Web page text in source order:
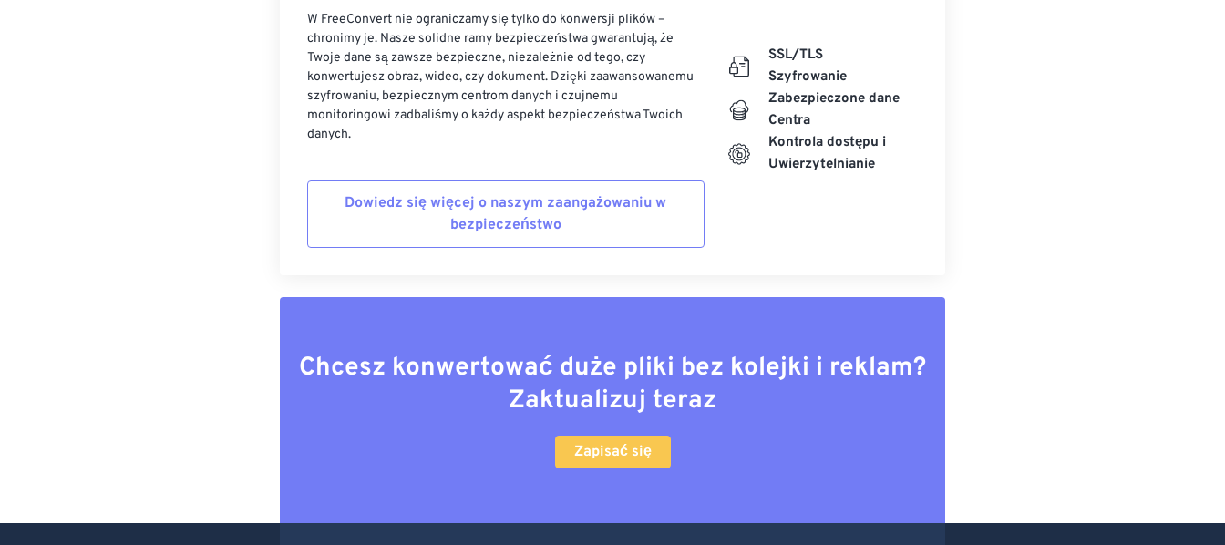
W FreeConvert nie ograniczamy się tylko do konwersji plików –
chronimy je. Nasze solidne ramy bezpieczeństwa gwarantują, że
Twoje dane są zawsze bezpieczne, niezależnie od tego, czy
konwertujesz obraz, wideo, czy dokument. Dzięki zaawansowanemu
szyfrowaniu, bezpiecznym centrom danych i czujnemu
monitoringowi zadbaliśmy o każdy aspekt bezpieczeństwa Twoich
danych.
Dowiedz się więcej o naszym zaangażowaniu w
bezpieczeństwo
SSL/TLS
Szyfrowanie
Zabezpieczone dane
Centra
Kontrola dostępu i
Uwierzytelnianie
Chcesz konwertować duże pliki bez kolejki i reklam?
Zaktualizuj teraz
Zapisać się